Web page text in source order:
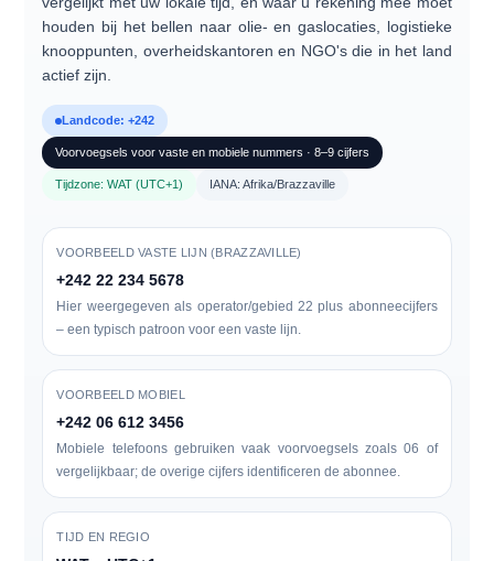
houden bij het bellen naar olie- en gaslocaties, logistieke
knooppunten, overheidskantoren en NGO's die in het land
actief zijn.
Landcode: +242
Voorvoegsels voor vaste en mobiele nummers · 8–9 cijfers
Tijdzone: WAT (UTC+1) IANA: Afrika/Brazzaville
VOORBEELD VASTE LIJN (BRAZZAVILLE)
+242 22 234 5678
Hier weergegeven als operator/gebied 22 plus abonneecijfers
– een typisch patroon voor een vaste lijn.
VOORBEELD MOBIEL
+242 06 612 3456
Mobiele telefoons gebruiken vaak voorvoegsels zoals06 of
vergelijkbaar; de overige cijfers identificeren de abonnee.
TIJD EN REGIO